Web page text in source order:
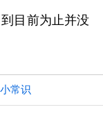
目前为止并没
常识